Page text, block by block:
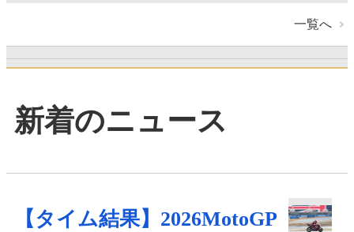
一覧へ
新着のニュース
【タイム結果】2026MotoGP